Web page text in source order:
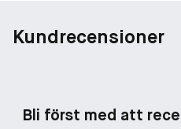
Kundrecensioner
Bli först med att